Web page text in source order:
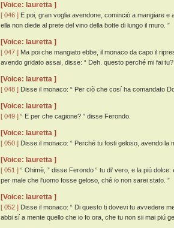
[Voice: lauretta ]
[ 046 ] E poi, gran voglia avendone, cominciò a mangiare
ella non diede al prete del vino della botte di lungo il muro. ”
[Voice: lauretta ]
[ 047 ] Ma poi che mangiato ebbe, il monaco da capo il
avendo gridato assai, disse: “ Deh. questo perché mi fai tu?
[Voice: lauretta ]
[ 048 ] Disse il monaco: “ Per ciò che cosí ha comandato
[Voice: lauretta ]
[ 049 ] “ E per che cagione? ” disse Ferondo.
[Voice: lauretta ]
[ 050 ] Disse il monaco: “ Perché tu fosti geloso, avendo la
[Voice: lauretta ]
[ 051 ] “ Ohimè, ” disse Ferondo “ tu di' vero, e la piú
per male che l'uomo fosse geloso, ché io non sarei stato. ”
[Voice: lauretta ]
[ 052 ] Disse il monaco: “ Di questo ti dovevi tu avvedere
abbi sí a mente quello che io fo ora, che tu non sii mai piú